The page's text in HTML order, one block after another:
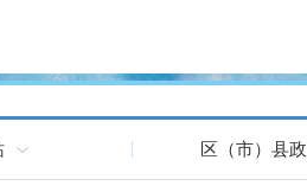
区（市）县